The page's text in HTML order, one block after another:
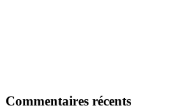
Commentaires récents